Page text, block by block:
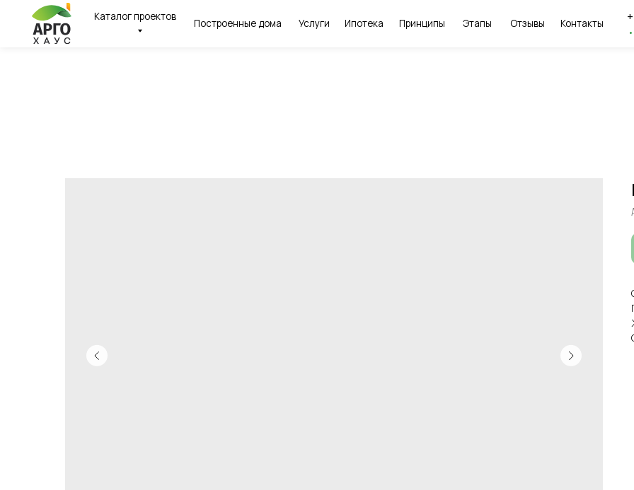
+7 (985) 766-
Ипотека Контакты
Принципы
Построенные дома
Каталог проектов
Услуги Отзывы
•Каждый день с 10
Этапы